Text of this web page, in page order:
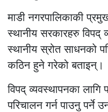
माडी नगरपालिकाकी
स्थानीय सरकारहरु विपद्
स्थानीय स्रोत साधनको
कठिन हुने गरेको बताइन्।
विपद् व्यवस्थापनका
परिचालन गर्न पाउनु